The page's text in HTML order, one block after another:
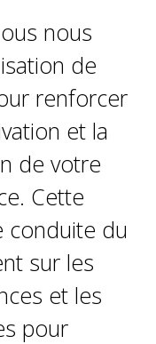
nous
de
renforcer
et la
de votre
Cette
conduite du
sur les
et les
pour